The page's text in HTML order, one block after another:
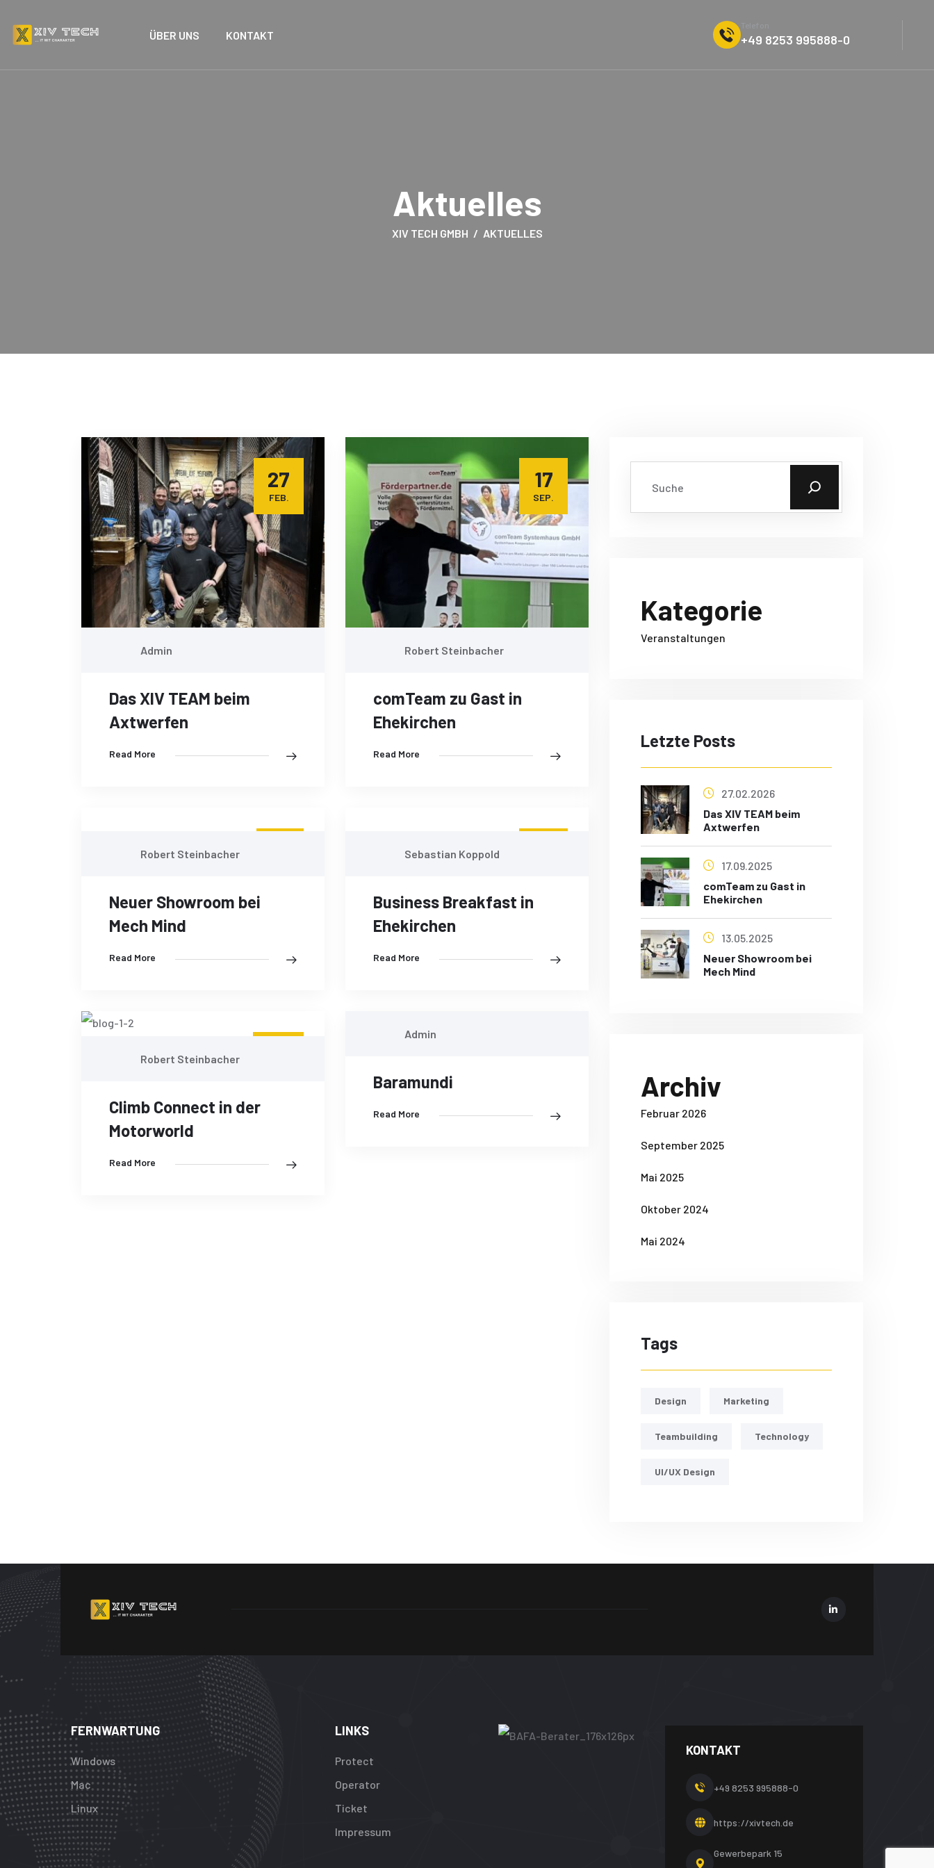
ÜBER UNS KONTAKT +49 8253 995888-0
Aktuelles
XIV TECH GMBH AKTUELLES
Kategorie
Veranstaltungen
Letzte Posts
27.02.2026
Das XIV TEAM beim
Axtwerfen
17.09.2025
comTeam zu Gast in
Ehekirchen
13.05.2025
Neuer Showroom bei
Mech Mind
Archiv
Februar 2026
September 2025
Mai 2025
Oktober 2024
Mai 2024
Tags
Design Marketing
Teambuilding Technology
UI/UX Design
27
FEB.
Admin
Das XIV TEAM beim
Axtwerfen
Read More
17
SEP.
Robert Steinbacher
comTeam zu Gast in
Ehekirchen
Read More
Robert Steinbacher
Neuer Showroom bei
Mech Mind
Read More
Sebastian Koppold
Business Breakfast in
Ehekirchen
Read More
Robert Steinbacher
Climb Connect in der
Motorworld
Read More
Admin
Baramundi
Read More
FERNWARTUNG
Windows
Mac
Linux
LINKS
Protect
Operator
Ticket
Impressum
KONTAKT
+49 8253 995888-0
https://xivtech.de
Gewerbepark 15